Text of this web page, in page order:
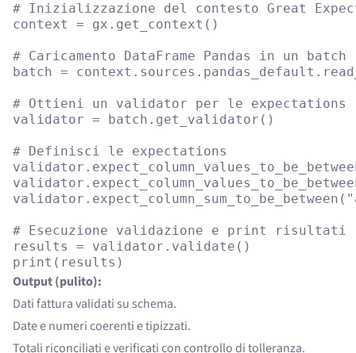
# Inizializzazione del contesto Great
context = gx.get_context()
# Caricamento DataFrame Pandas in un batch
batch =
# Ottieni un validator per le expectations
validator = batch.get_validator()
# Definisci le expectations
# Esecuzione validazione e print risultati
results = validator.validate()
Output (pulito):
Dati fattura validati su schema.
Date e numeri coerenti e tipizzati.
Totali riconciliati e verificati con controllo di tolleranza.